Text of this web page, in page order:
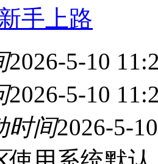
手上路
2026-5-10
2026-5-10
时间2026-5-